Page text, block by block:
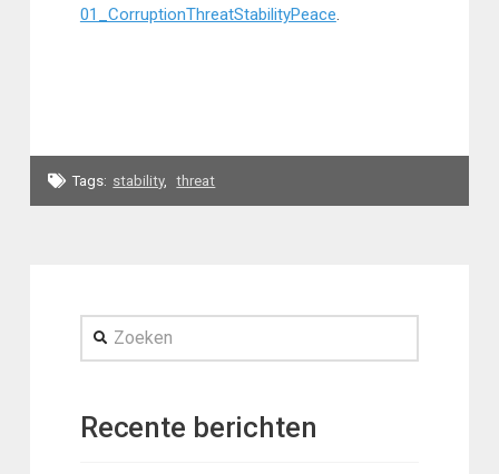
01_CorruptionThreatStabilityPeace.
Tags: stability, threat
Zoeken
Recente berichten